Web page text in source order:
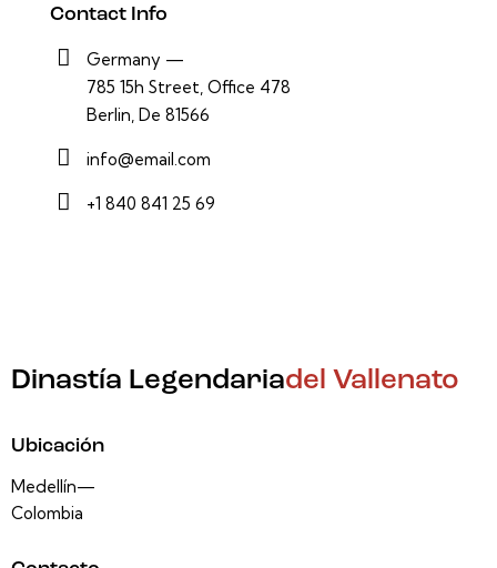
Contact Info
Germany —
785 15h Street, Office 478
Berlin, De 81566
info@email.com
+1 840 841 25 69
Dinastía Legendariadel Vallenato
Ubicación
Medellín—
Colombia